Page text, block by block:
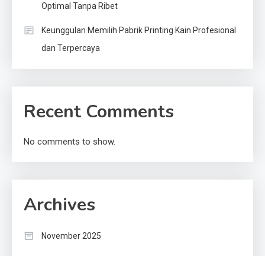
Optimal Tanpa Ribet
Keunggulan Memilih Pabrik Printing Kain Profesional
dan Terpercaya
Recent Comments
No comments to show.
Archives
November 2025